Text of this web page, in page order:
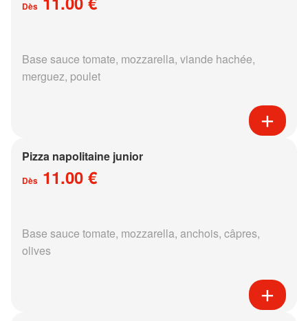
Dès
Base sauce tomate, mozzarella, viande hachée,
merguez, poulet
Pizza napolitaine junior
Dès 11.00 €
Base sauce tomate, mozzarella, anchois, câpres,
olives